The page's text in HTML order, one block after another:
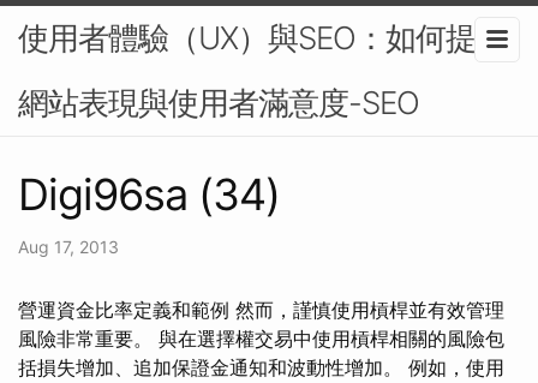
使用者體驗（UX）與SEO：如何提升
網站表現與使用者滿意度-SEO
Digi96sa (34)
Aug 17, 2013
營運資金比率定義和範例 然而，謹慎使用槓桿並有效管理
風險非常重要。 與在選擇權交易中使用槓桿相關的風險包
括損失增加、追加保證金通知和波動性增加。 例如，使用